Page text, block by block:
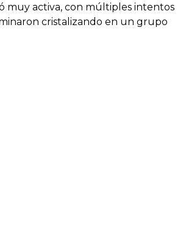
muy activa, con múltiples intentos
cristalizando en un grupo